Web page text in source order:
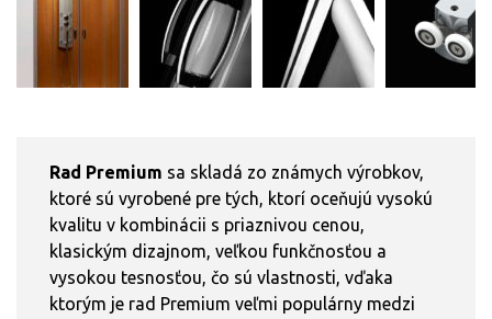
Rad Premium sa skladá zo známych výrobkov,
ktoré sú vyrobené pre tých, ktorí oceňujú vysokú
kvalitu v kombinácii s priaznivou cenou,
klasickým dizajnom, veľkou funkčnosťou a
vysokou tesnosťou, čo sú vlastnosti, vďaka
ktorým je rad Premium veľmi populárny medzi